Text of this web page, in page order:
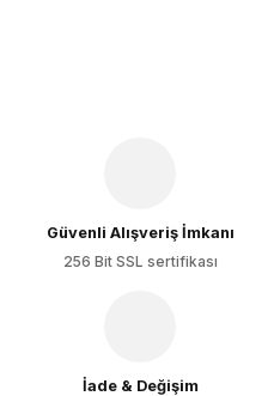
Güvenli Alışveriş İmkanı
256 Bit SSL sertifikası
İade & Değişim